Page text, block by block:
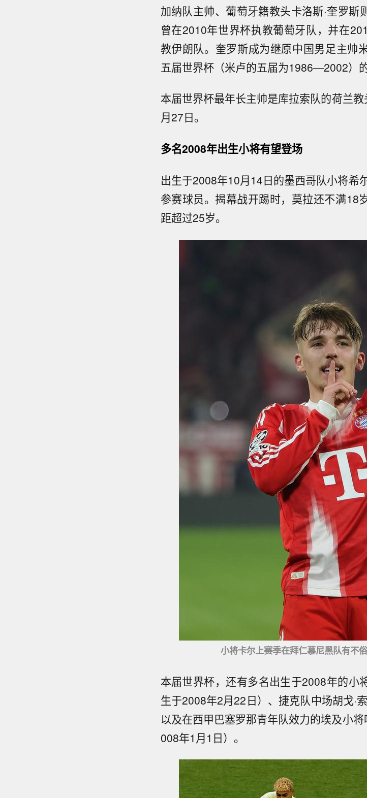
加纳队主帅、葡萄牙籍教头卡洛斯·奎罗
曾在2010年世界杯执教葡萄牙队，并在
教伊朗队。奎罗斯成为继原中国男足主帅
五届世界杯（米卢的五届为1986—2002）的
本届世界杯最年长主帅是库拉索队的荷兰
月27日。
多名2008年出生小将有望登场
出生于2008年10月14日的墨西哥队小将希
参赛球员。揭幕战开踢时，莫拉还不满18
距超过25岁。
小将卡尔上赛季在拜仁慕尼黑队有不
本届世界杯，还有多名出生于2008年的小
生于2008年2月22日）、捷克队中场胡戈·
以及在西甲巴塞罗那青年队效力的埃及小
008年1月1日）。